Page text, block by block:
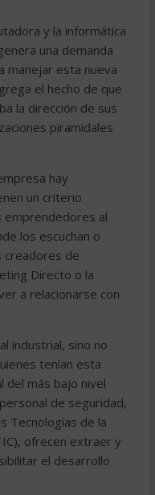
y la informática
una demanda
manejar esta nueva
el hecho de que
la dirección de sus
piramidales
hay
un criterio
emprendedores al
los escuchan o
creadores de
Directo o la
a relacionarse con
industrial, sino no
tenían esta
del más bajo nivel
de seguridad,
Tecnologías de la
ofrecen extraer y
el desarrollo